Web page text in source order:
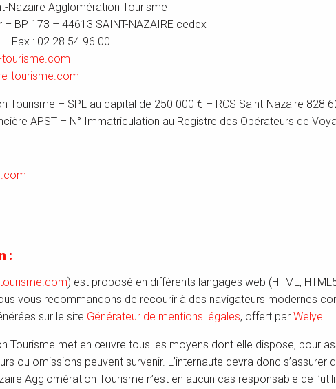
Nazaire Agglomération Tourisme
– BP 173 – 44613 SAINT-NAZAIRE cedex
Fax : 02 28 54 96 00
tourisme.com
tourisme.com
Tourisme – SPL au capital de 250 000 € – RCS Saint-Nazaire 828
APST – N° Immatriculation au Registre des Opérateurs de
:
) est proposé en différents langages web (HTML,
vous recommandons de recourir à des navigateurs modernes
sur le site Générateur de mentions légales, offert par Welye.
Tourisme met en œuvre tous les moyens dont elle dispose, pour
ou omissions peuvent survenir. L’internaute devra donc
Agglomération Tourisme n’est en aucun cas responsable de